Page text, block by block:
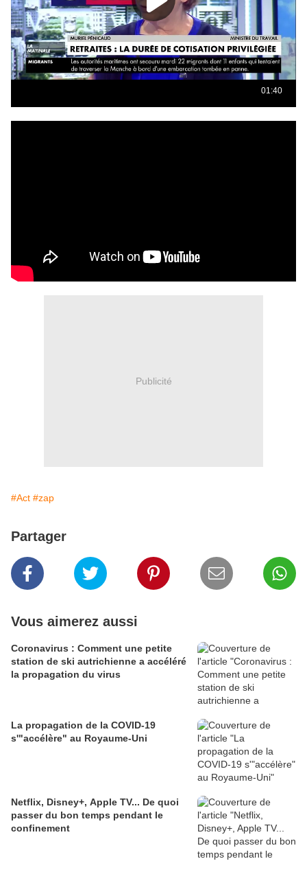
Publicité
#Act #zap
Partager
Vous aimerez aussi
Coronavirus : Comment une petite
station de ski autrichienne a accéléré
la propagation du virus
La propagation de la COVID-19
s'"accélère" au Royaume-Uni
Netflix, Disney+, Apple TV... De quoi
passer du bon temps pendant le
confinement